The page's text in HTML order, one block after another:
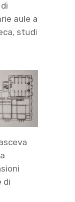
aule a
studi
di